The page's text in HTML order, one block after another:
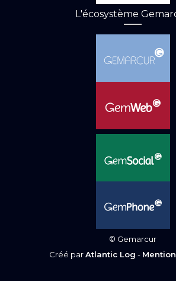
L'écosystème
© Gemarcur
Créé parAtlantic Log -